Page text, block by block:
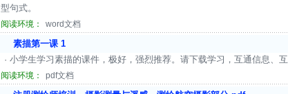
型句式。
阅读环境： word文档
素描第一课 1
· 小学生学习素描的课件，极好，强烈推荐。请下载学习，互通信息、
阅读环境： pdf文档